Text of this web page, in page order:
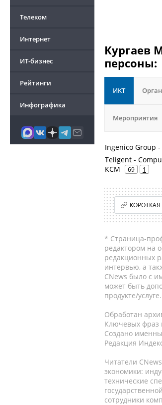
Телеком
Интернет
ИТ-бизнес
Рейтинги
Инфографика
Кургаев
персоны:
ИКТ
Мероприятия
Ingenico Group
Teligent -
КСМ
69 1
* Страница-
редактором на
редакционных
интервью, а
CNews было с
может быть
продукте/услуге.
Обработан
Ключевых фраз
Создано
Редакция
Читатели
экономики:
технические
сотрудники